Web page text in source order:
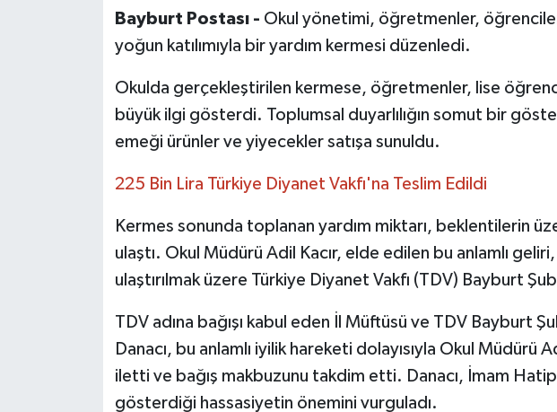
Bayburt Postası - Okul yönetimi, öğretmenler,
yoğun katılımıyla bir yardım kermesi düzenledi.
Okulda gerçekleştirilen kermese, öğretmenler, lise
büyük ilgi gösterdi. Toplumsal duyarlılığın somut bir
emeği ürünler ve yiyecekler satışa sunuldu.
225 Bin Lira Türkiye Diyanet Vakfı'na Teslim Edildi
Kermes sonunda toplanan yardım miktarı, beklentilerin
ulaştı. Okul Müdürü Adil Kacır, elde edilen bu anlamlı
ulaştırılmak üzere Türkiye Diyanet Vakfı (TDV) Bayburt
TDV adına bağışı kabul eden İl Müftüsü ve TDV Bayburt
Danacı, bu anlamlı iyilik hareketi dolayısıyla Okul Müdürü
iletti ve bağış makbuzunu takdim etti. Danacı, İmam Hatip
gösterdiği hassasiyetin önemini vurguladı.